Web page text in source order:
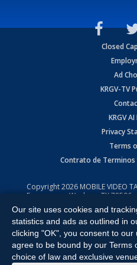
Closed
Ad
KRGV-TV
KRGV
Privacy
Terms
Contrato de Terminos
Copyright2026 MOBILE VIDEO
Expressway, Weslaco, TX 78596.
All Rights Reserved. Powered by:
Our site uses cookies and
statistics and ads as outlined in
clicking "OK", you consent to
agree to be bound by our Terms
choice of law and exclusive